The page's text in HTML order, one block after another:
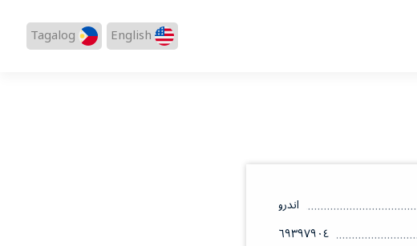
English
Tagalog
اندرو
٦٩٣٩٧٩٠٤